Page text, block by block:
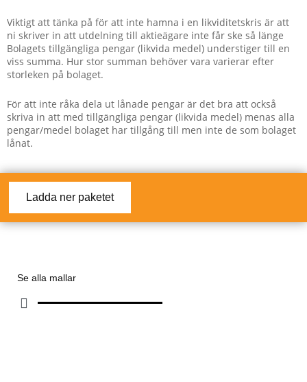
Viktigt att tänka på för att inte hamna i en likviditetskris är att
ni skriver in att utdelning till aktieägare inte får ske så länge
Bolagets tillgängliga pengar (likvida medel) understiger till en
viss summa. Hur stor summan behöver vara varierar efter
storleken på bolaget.
För att inte råka dela ut lånade pengar är det bra att också
skriva in att med tillgängliga pengar (likvida medel) menas alla
pengar/medel bolaget har tillgång till men inte de som bolaget
lånat.
Ladda ner paketet
Se alla mallar